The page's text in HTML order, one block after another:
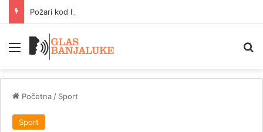
Meni
Početna / Sport
Sport